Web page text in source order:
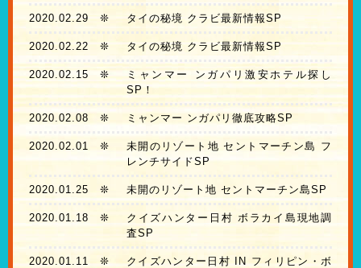
2020.02.29 ❊ タイの秘境 クラビ最新情報SP
2020.02.22 ❊ タイの秘境 クラビ最新情報SP
2020.02.15 ❊
ミャンマー ンガパリ激安ホテル探し
SP！
2020.02.08 ❊ ミャンマー ンガパリ徹底攻略SP
2020.02.01 ❊
未開のリゾート地 セントマーチン島 フ
レンチサイドSP
2020.01.25 ❊ 未開のリゾート地 セントマーチン島SP
2020.01.18 ❊
クイズハンター日村 ボラカイ島現地調
査SP
2020.01.11❊
クイズハンター日村 IN フィリピン・ボ